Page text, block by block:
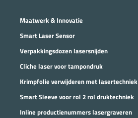
Maatwerk & Innovatie
Smart Laser Sensor
Verpakkingsdozen lasersnijden
Cliche laser voor tampondruk
Krimpfolie verwijderen met lasertechniek
Smart Sleeve voor rol 2 rol druktechniek
Inline productienummers lasergraveren